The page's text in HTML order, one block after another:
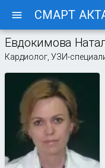
menu СМАРТ
Евдокимова
Кардиолог, УЗИ-